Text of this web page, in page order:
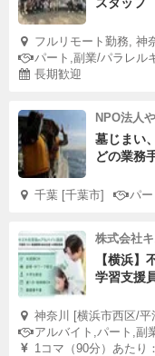
フルリモート勤務, 神
パート,副業/パラレル
長期歓迎
NPO法人
墓じまい
どの業務
千葉 [千葉市] パー
株式会社
【横浜】
学習支援
神奈川 [横浜市西区/平
アルバイト,パート,副
1コマ（90分）あたり